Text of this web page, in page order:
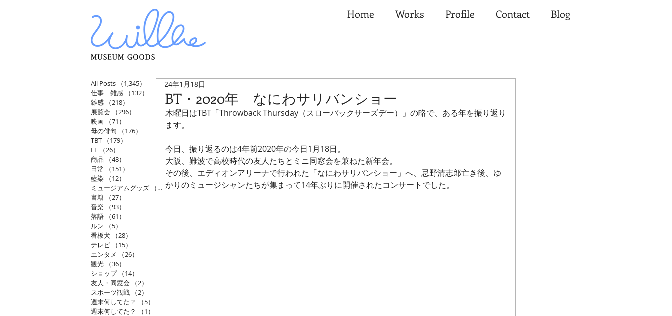
Home Works Profile Contact Blog
TBT・2020年 なにわサリバンショー
2024年1月18日
木曜日はTBT「Throwback Thursday（スローバックサーズデー）」の略で、ある年を振り返り
ます。
今日、振り返るのは4年前2020年の今日1月18日。
大阪、難波で高校時代の友人たちとミニ同窓会を兼ねた新年会。
その後、エディオンアリーナで行われた「なにわサリバンショー」へ、忌野清志郎亡き後、ゆ
かりのミュージシャンたちが集まって14年ぶりに開催されたコンサートでした。
All Posts （1,345）
1,345件の記事
仕事 雑感
（132）
132件の記事
雑感
（218）
展覧会
（296）
296件の記事
映画
（71）
母の俳句
（176）
176件の記事
TBT
（179）
FF
（26）
商品
（48）
日常
（151）
藍染
（12）
ミュージアムグッズ
（114）
114件の記事
書籍
（27）
音楽
（93）
落語
（61）
ルン
（5）
看板犬
（28）
テレビ
（15）
エンタメ
（26）
観光
（36）
ショップ
（14）
友人・同窓会
（2）
スポーツ観戦
（2）
週末何してた？
（5）
週末何してた？
（1）